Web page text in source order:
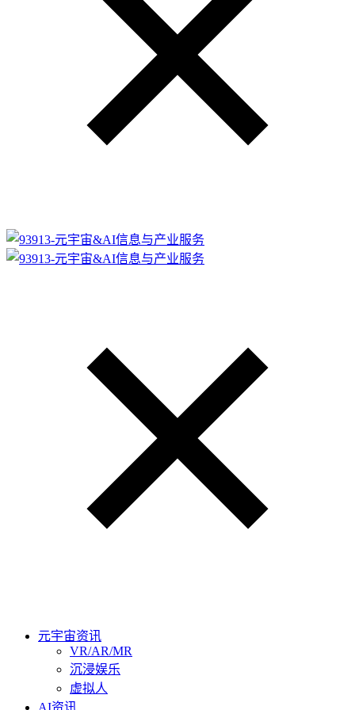
元宇宙资讯
VR/AR/MR
沉浸娱乐
虚拟人
AI资讯